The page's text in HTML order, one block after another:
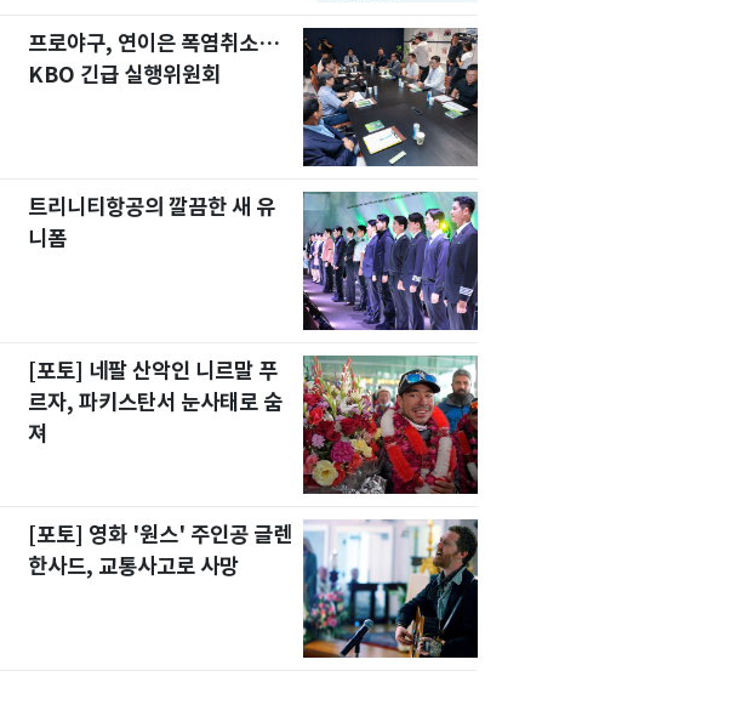
프로야구, 연이은 폭염취소…
KBO 긴급 실행위원회
트리니티항공의 깔끔한 새 유
니폼
[포토] 네팔 산악인 니르말 푸
르자, 파키스탄서 눈사태로 숨
져
[포토] 영화 '원스' 주인공 글렌
한사드, 교통사고로 사망